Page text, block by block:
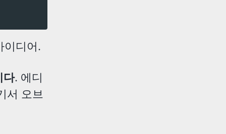
이디어.
다. 에디
서 오브